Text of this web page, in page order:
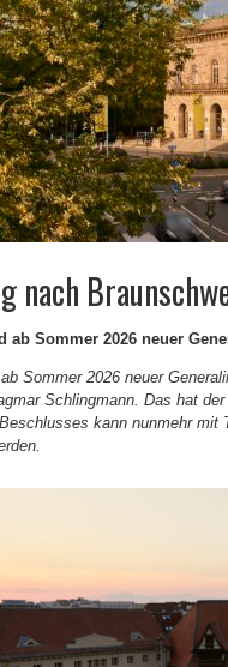
nach
ab Sommer 2026 neuer
Sommer 2026 neuer
Schlingmann. Das hat
kann nunmehr mit